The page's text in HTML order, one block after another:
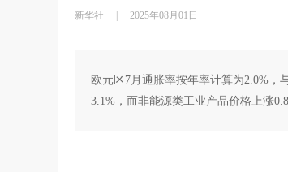
新华社 2025年08月01日
欧元区7月通胀率按年率计算为2.0%
3.1%，而非能源类工业产品价格上涨